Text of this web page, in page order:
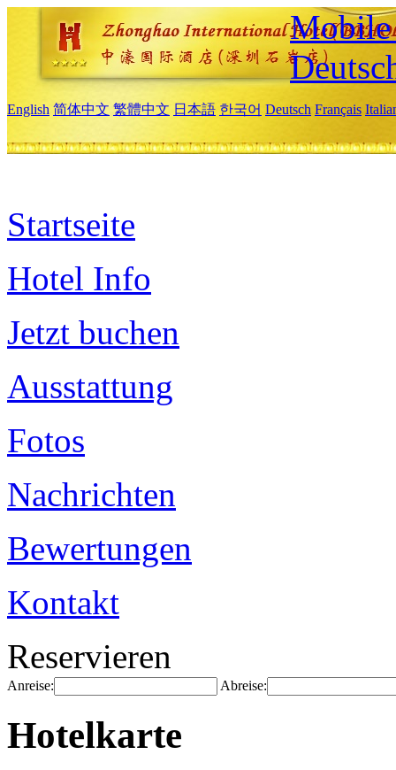
Mobile
English 简体中文 繁體中文 日本語 한국어 Deutsch Français
Startseite
Hotel Info
Jetzt buchen
Ausstattung
Fotos
Nachrichten
Bewertungen
Kontakt
Reservieren
Anreise: Abreise:
Hotelkarte